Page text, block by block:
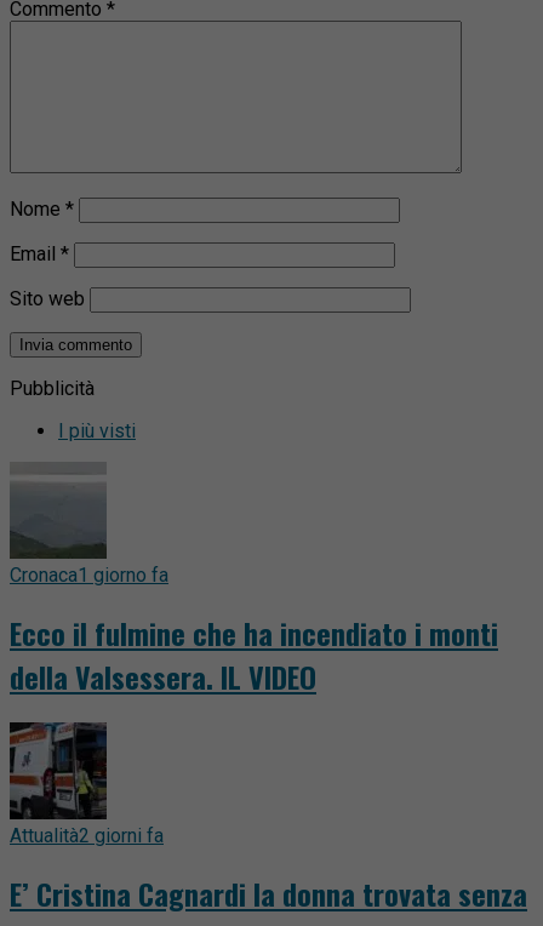
Commento *
Nome *
Email *
Sito web
Pubblicità
I più visti
Cronaca1 giorno fa
Ecco il fulmine che ha incendiato i monti
della Valsessera. IL VIDEO
Attualità2 giorni fa
E’ Cristina Cagnardi la donna trovata senza